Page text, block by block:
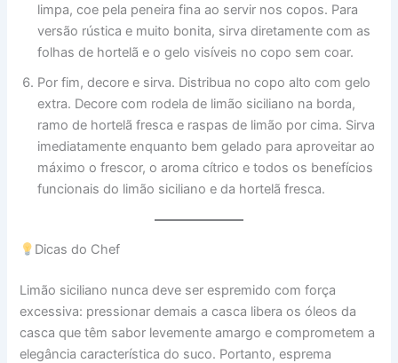
limpa, coe pela peneira fina ao servir nos copos. Para
versão rústica e muito bonita, sirva diretamente com as
folhas de hortelã e o gelo visíveis no copo sem coar.
Por fim, decore e sirva. Distribua no copo alto com gelo
extra. Decore com rodela de limão siciliano na borda,
ramo de hortelã fresca e raspas de limão por cima. Sirva
imediatamente enquanto bem gelado para aproveitar ao
máximo o frescor, o aroma cítrico e todos os benefícios
funcionais do limão siciliano e da hortelã fresca.
Dicas do Chef
Limão siciliano nunca deve ser espremido com força
excessiva: pressionar demais a casca libera os óleos da
casca que têm sabor levemente amargo e comprometem a
elegância característica do suco. Portanto, esprema